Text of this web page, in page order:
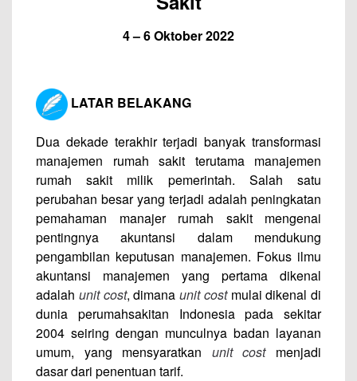
4 – 6 Oktober 2022
LATAR BELAKANG
Dua dekade terakhir terjadi banyak transformasi
manajemen rumah sakit terutama manajemen
rumah sakit milik pemerintah. Salah satu
perubahan besar yang terjadi adalah peningkatan
pemahaman manajer rumah sakit mengenai
pentingnya akuntansi dalam mendukung
pengambilan keputusan manajemen. Fokus ilmu
akuntansi manajemen yang pertama dikenal
adalah unit cost, dimana unit costmulai dikenal di
dunia perumahsakitan Indonesia pada sekitar
2004 seiring dengan munculnya badan layanan
umum, yang mensyaratkan unit costmenjadi
dasar dari penentuan tarif.